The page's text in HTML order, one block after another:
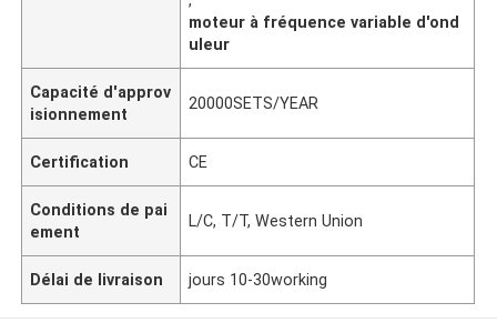
moteur à fréquence variable d'ond
uleur
Capacité d'approv
isionnement
20000SETS/YEAR
Certification CE
Conditions de pai
ement
L/C, T/T, Western Union
Délai de livraison jours 10-30working